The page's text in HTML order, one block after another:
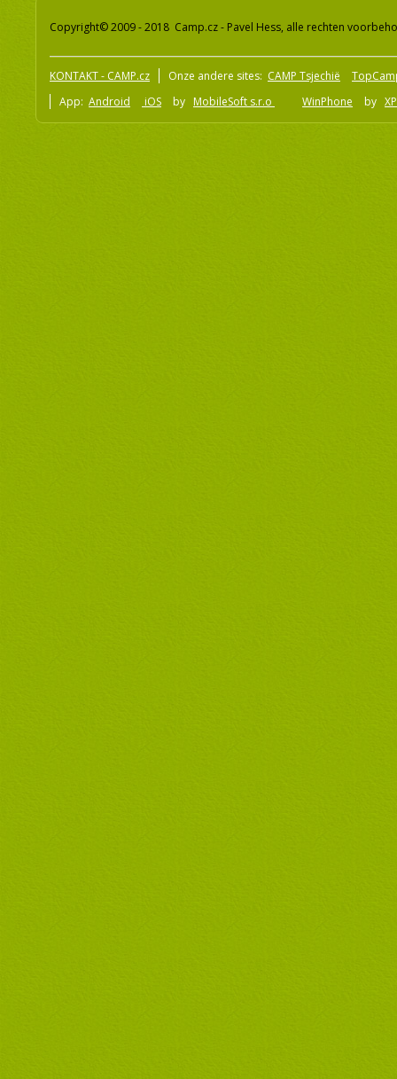
Copyright© 2009 - 2018 Camp.cz - Pavel Hess, alle rechten
KONTAKT - CAMP.cz Onze andere sites: CAMP Tsjechië
App: Android iOS by MobileSoft s.r.o WinPhone by